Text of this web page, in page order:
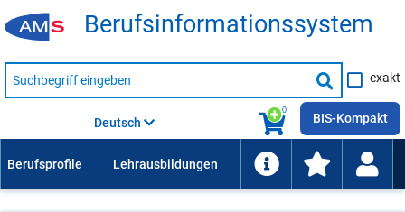
Be­rufs­in­for­ma­ti­ons­sys­tem
Suche
nach
Suche
starten
exakt
0
Deutsch BIS-Kompakt